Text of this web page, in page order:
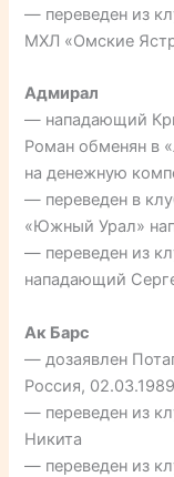
— переведен из
МХЛ «Омские
Адмирал
— нападающий
Роман обменян в
на денежную
— переведен в
«Южный Урал»
— переведен из
нападающий
Ак Барс
— дозаявлен
Россия,
— переведен из
Никита
— переведен из